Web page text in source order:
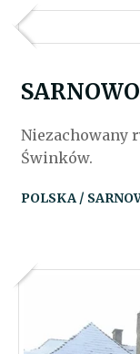
SARNOWO
Niezachowany
Świnków.
POLSKA /